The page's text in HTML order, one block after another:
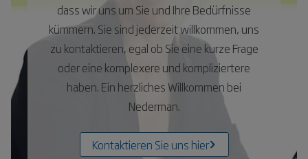
dass wir uns um Sie und Ihre Bedürfnisse
kümmern. Sie sind jederzeit willkommen, uns
zu kontaktieren, egal ob Sie eine kurze Frage
oder eine komplexere und kompliziertere
haben. Ein herzliches Willkommen bei
Nederman.
Kontaktieren Sie uns hier